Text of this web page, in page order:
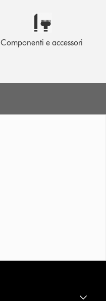
Componenti e accessori